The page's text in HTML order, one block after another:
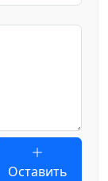
Оставить